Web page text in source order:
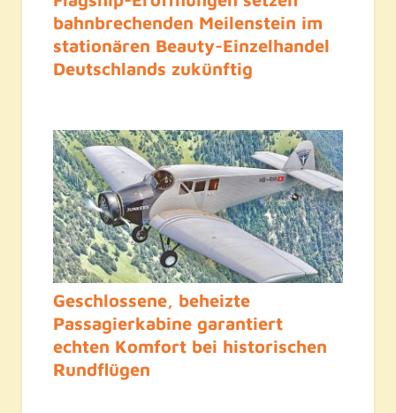
bahnbrechenden Meilenstein im
stationären Beauty-Einzelhandel
Deutschlands zukünftig
Geschlossene, beheizte
Passagierkabine garantiert
echten Komfort bei historischen
Rundflügen